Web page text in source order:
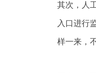
其次，人
入口进行
样一来，